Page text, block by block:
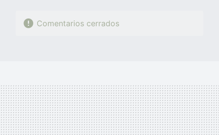
Comentarios cerrados